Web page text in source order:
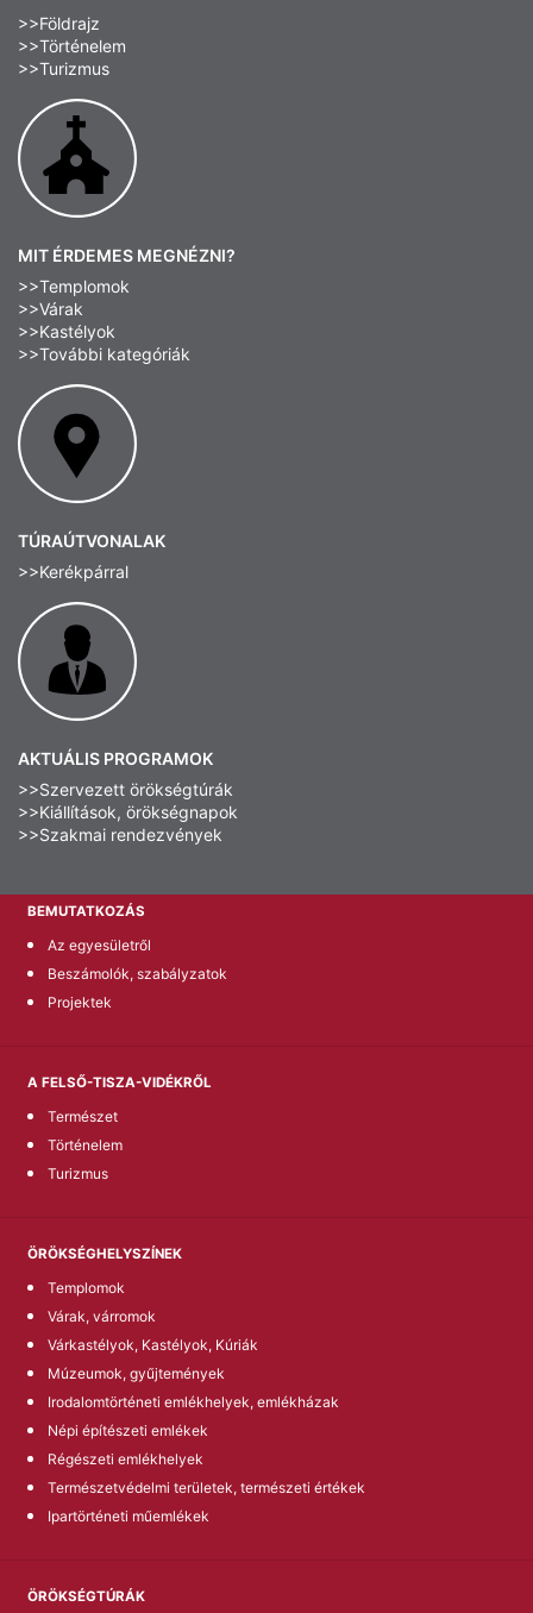
>>Földrajz
>>Történelem
>>Turizmus
MIT ÉRDEMES MEGNÉZNI?
>>Templomok
>>Várak
>>Kastélyok
>>További kategóriák
TÚRAÚTVONALAK
>>Kerékpárral
AKTUÁLIS PROGRAMOK
>>Szervezett örökségtúrák
>>Kiállítások, örökségnapok
>>Szakmai rendezvények
BEMUTATKOZÁS
Az egyesületről
Beszámolók, szabályzatok
Projektek
A FELSŐ-TISZA-VIDÉKRŐL
Természet
Történelem
Turizmus
ÖRÖKSÉGHELYSZÍNEK
Templomok
Várak, várromok
Várkastélyok, Kastélyok, Kúriák
Múzeumok, gyűjtemények
Irodalomtörténeti emlékhelyek, emlékházak
Népi építészeti emlékek
Régészeti emlékhelyek
Természetvédelmi területek, természeti értékek
Ipartörténeti műemlékek
ÖRÖKSÉGTÚRÁK